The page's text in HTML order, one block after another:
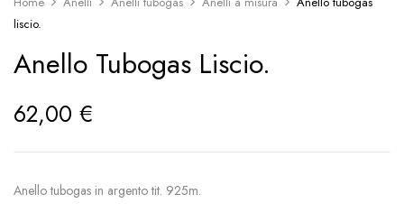
liscio.
Anello Tubogas Liscio.
62,00 €
Anello tubogas in argento tit. 925m.